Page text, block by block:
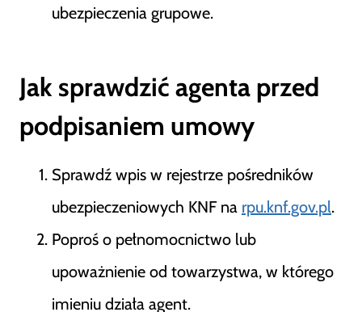
ubezpieczenia grupowe.
Jak sprawdzić agenta przed
podpisaniem umowy
Sprawdź wpis w rejestrze pośredników
ubezpieczeniowych KNF na rpu.knf.gov.pl.
Poproś o pełnomocnictwo lub
upoważnienie od towarzystwa, w którego
imieniu działa agent.